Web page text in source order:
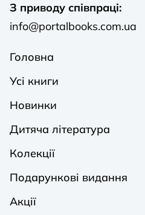
З приводу співпраці:
info@portalbooks.com.ua
Головна
Усі книги
Новинки
Дитяча література
Колекції
Подарункові видання
Акції